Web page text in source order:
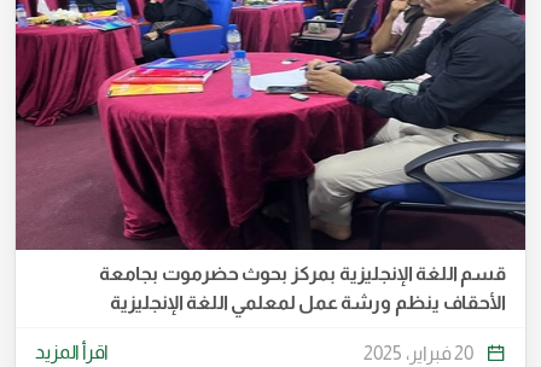
قسم اللغة الإنجليزية بمركز بحوث حضرموت بجامعة
الأحقاف ينظم ورشة عمل لمعلمي اللغة الإنجليزية
20 فبراير، 2025 اقرأ المزيد